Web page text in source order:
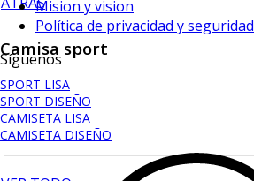
Camisa sport
SPORT LISA
SPORT DISEÑO
CAMISETA LISA
CAMISETA DISEÑO
Mision y vision
Política de privacidad y seguridad
Síguenos